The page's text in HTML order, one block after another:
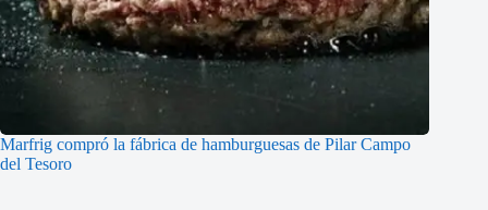
Marfrig compró la fábrica de hamburguesas de Pilar Campo
del Tesoro